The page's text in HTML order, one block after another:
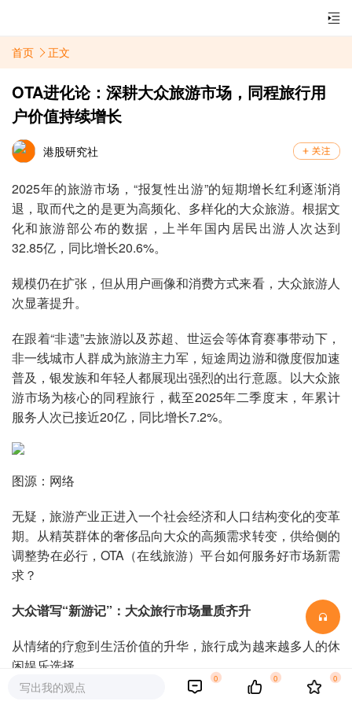
首页 正文
OTA进化论：深耕大众旅游市场，同程旅行用
户价值持续增长
港股研究社
2025年的旅游市场，“报复性出游”的短期增长红利逐渐消
退，取而代之的是更为高频化、多样化的大众旅游。根据文
化和旅游部公布的数据，上半年国内居民出游人次达到
32.85亿，同比增长20.6%。
规模仍在扩张，但从用户画像和消费方式来看，大众旅游人
次显著提升。
在跟着“非遗”去旅游以及苏超、世运会等体育赛事带动下，
非一线城市人群成为旅游主力军，短途周边游和微度假加速
普及，银发族和年轻人都展现出强烈的出行意愿。以大众旅
游市场为核心的同程旅行，截至2025年二季度末，年累计
服务人次已接近20亿，同比增长7.2%。
图源：网络
无疑，旅游产业正进入一个社会经济和人口结构变化的变革
期。从精英群体的奢侈品向大众的高频需求转变，供给侧的
调整势在必行，OTA（在线旅游）平台如何服务好市场新需
求？
大众谱写“新游记”：大众旅行市场量质齐升
从情绪的疗愈到生活价值的升华，旅行成为越来越多人的休
闲娱乐选择。
写出我的观点
0 0 0